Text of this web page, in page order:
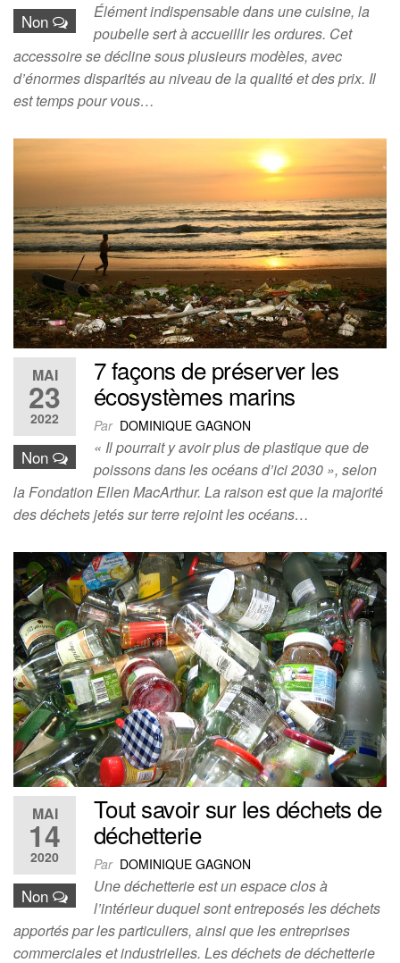
Non
Élément indispensable dans une cuisine, la
poubelle sert à accueillir les ordures. Cet
accessoire se décline sous plusieurs modèles, avec
d’énormes disparités au niveau de la qualité et des prix. Il
est temps pour vous…
MAI
23
2022
Non
7 façons de préserver les
écosystèmes marins
Par DOMINIQUE GAGNON
« Il pourrait y avoir plus de plastique que de
poissons dans les océans d’ici 2030 », selon
la Fondation Ellen MacArthur. La raison est que la majorité
des déchets jetés sur terre rejoint les océans…
MAI
14
2020
Non
Tout savoir sur les déchets de
déchetterie
Par DOMINIQUE GAGNON
Une déchetterie est un espace clos à
l’intérieur duquel sont entreposés les déchets
apportés par les particuliers, ainsi que les entreprises
commerciales et industrielles. Les déchets de déchetterie